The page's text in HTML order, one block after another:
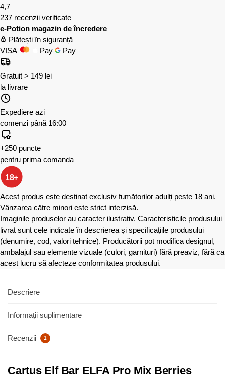
4,7
237 recenzii verificate
e-Potion magazin de încredere
Plătești în siguranță
VISA
Pay Pay
Gratuit > 149 lei
la livrare
Expediere azi
comenzi până 16:00
+250 puncte
pentru prima comanda
18+
Acest produs este destinat exclusiv fumătorilor adulți peste 18 ani.
Vânzarea către minori este strict interzisă.
Imaginile produselor au caracter ilustrativ. Caracteristicile produsului
livrat sunt cele indicate în descrierea și specificațiile produsului
(denumire, cod, valori tehnice). Producătorii pot modifica designul,
ambalajul sau elemente vizuale (culori, garnituri) fără preaviz, fără ca
acest lucru să afecteze conformitatea produsului.
Descriere
Informații suplimentare
Recenzii 1
Cartus Elf Bar ELFA Pro Mix Berries